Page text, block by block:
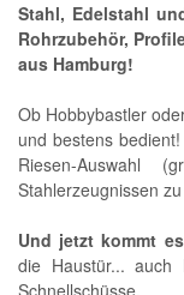
Stahl, Edelstahl
Rohrzubehör,
aus Hamburg!
Ob Hobbybastler
und bestens
Riesen-Auswahl
Stahlerzeugnissen
Und jetzt kommt
die Haustür... auch
Schnellschüsse.